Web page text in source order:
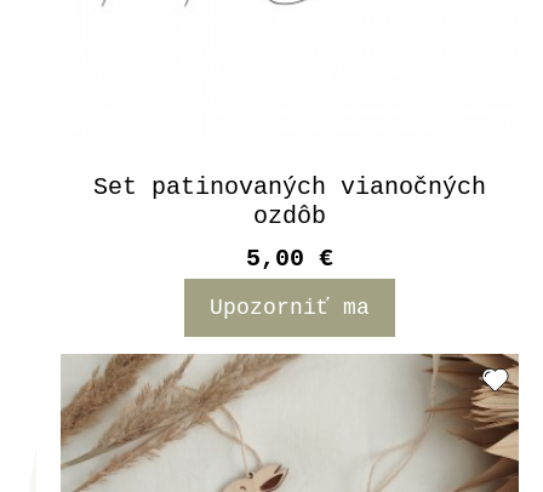
Set patinovaných vianočných
ozdôb
5,00 €
Upozorniť ma